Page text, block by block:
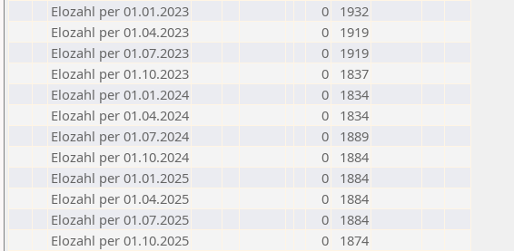
Elozahl per 01.01.2023
0
1932
Elozahl per 01.04.2023
0
1919
Elozahl per 01.07.2023
0
1919
Elozahl per 01.10.2023
0
1837
Elozahl per 01.01.2024
0
1834
Elozahl per 01.04.2024
0
1834
Elozahl per 01.07.2024
0
1889
Elozahl per 01.10.2024
0
1884
Elozahl per 01.01.2025
0
1884
Elozahl per 01.04.2025
0
1884
Elozahl per 01.07.2025
0
1884
Elozahl per 01.10.2025
0 1874